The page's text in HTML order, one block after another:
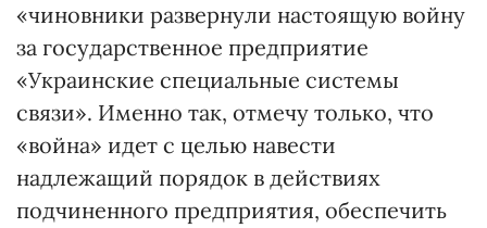
«чиновники развернули настоящую войну
за государственное предприятие
«Украинские специальные системы
связи». Именно так, отмечу только, что
«война» идет с целью навести
надлежащий порядок в действиях
подчиненного предприятия, обеспечить